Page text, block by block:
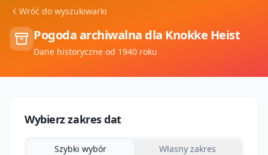
Wróć do wyszukiwarki
Pogoda archiwalna dla Knokke Heist
Dane historyczne od 1940 roku
Wybierz zakres dat
Szybki wybór Własny zakres